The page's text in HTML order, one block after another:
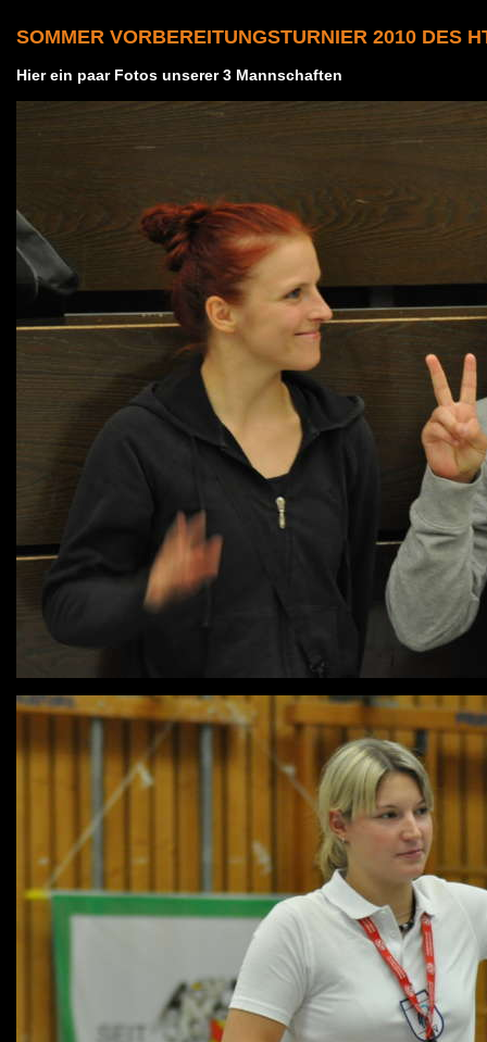
SOMMER VORBEREITUNGSTURNIER 2010 DES
Hier ein paar Fotos unserer 3 Mannschaften